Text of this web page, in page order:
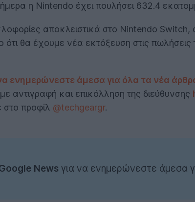
η Nintendo έχει πουλήσει 632.4
αποκλειστικά στο Nintendo
ότι θα έχουμε νέα εκτόξευση στις
ενημερώνεστε άμεσα για όλα τα νέα
αντιγραφή και επικόλληση της διεύθυνσης
στο προφίλ @techgeargr.
News για να ενημερώνεστε άμεσα